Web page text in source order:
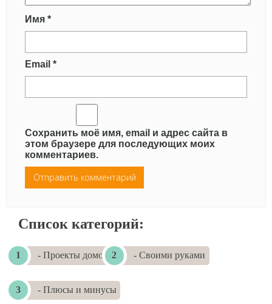
Имя *
Email *
Сохранить моё имя, email и адрес сайта в
этом браузере для последующих моих
комментариев.
Список категорий:
- Проекты домов - Своими руками
- Плюсы и минусы